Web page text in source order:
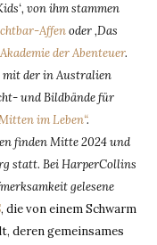
von ihm stammen
Affenoder ‚Das
der Abenteuer.
mit der in Australien
und Bildbände für
im Leben“.
finden Mitte 2024 und
statt. Bei HarperCollins
gelesene
, die von einem Schwarm
deren gemeinsames